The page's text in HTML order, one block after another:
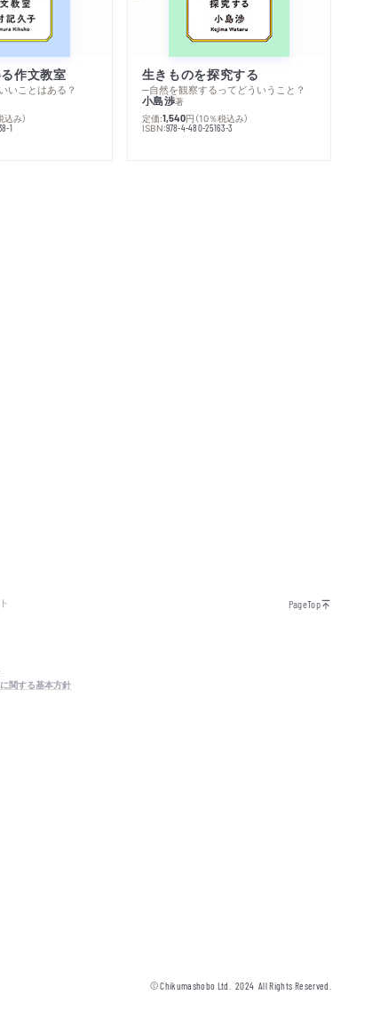
作文教室
いことはある？
込み）
1
生きものを探究する
─自然を観察するってどういうこと？
小島渉著
定価:1,540円 （10％税込み）
ISBN:978-4-480-25163-3
関する基本方針
PageTop
© Chikumashobo Ltd. 2024 All Rights Reserved.